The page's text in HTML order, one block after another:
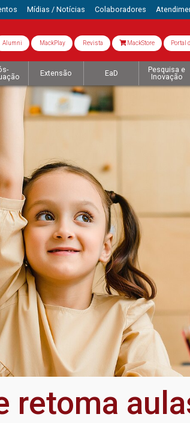
Mídias / Notícias Colaboradores
Alumni MackPlay Revista MackStore Portal
Extensão EaD
Pesquisa e
Inovação
retoma